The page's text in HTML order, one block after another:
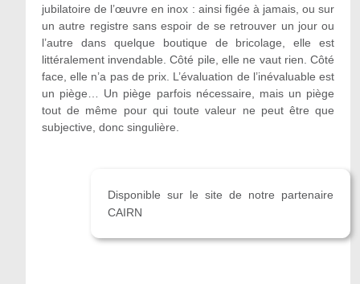
jubilatoire de l’œuvre en inox : ainsi figée à jamais, ou sur
un autre registre sans espoir de se retrouver un jour ou
l’autre dans quelque boutique de bricolage, elle est
littéralement invendable. Côté pile, elle ne vaut rien. Côté
face, elle n’a pas de prix. L’évaluation de l’inévaluable est
un piège… Un piège parfois nécessaire, mais un piège
tout de même pour qui toute valeur ne peut être que
subjective, donc singulière.
Disponible sur le site de notre partenaire
CAIRN